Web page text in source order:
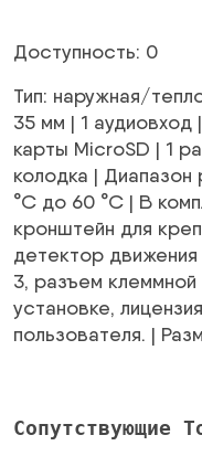
была:
5654,16
Доступность: 0
Тип: наружная/
35 мм | 1 аудиовход
карты MicroSD | 1
колодка |
°C до 60 °C | В
кронштейн для
детектор
3, разъем
установке,
пользователя. |
Сопутствующие